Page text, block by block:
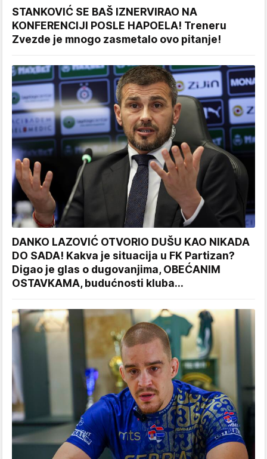
STANKOVIĆ SE BAŠ IZNERVIRAO NA
KONFERENCIJI POSLE HAPOELA! Treneru
Zvezde je mnogo zasmetalo ovo pitanje!
DANKO LAZOVIĆ OTVORIO DUŠU KAO NIKADA
DO SADA! Kakva je situacija u FK Partizan?
Digao je glas o dugovanjima, OBEĆANIM
OSTAVKAMA, budućnosti kluba...